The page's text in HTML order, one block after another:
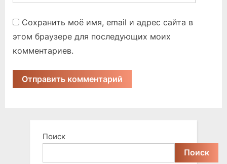
Сохранить моё имя, email и адрес сайта в
этом браузере для последующих моих
комментариев.
Поиск
Поиск